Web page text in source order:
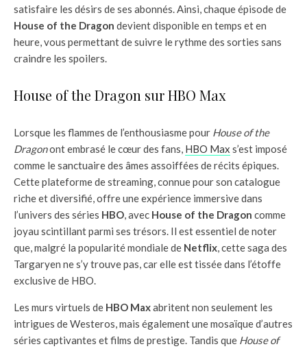
satisfaire les désirs de ses abonnés. Ainsi, chaque épisode de
House of the Dragon devient disponible en temps et en
heure, vous permettant de suivre le rythme des sorties sans
craindre les spoilers.
House of the Dragon sur HBO Max
Lorsque les flammes de l’enthousiasme pour House of the
Dragonont embrasé le cœur des fans, HBO Max s’est imposé
comme le sanctuaire des âmes assoiffées de récits épiques.
Cette plateforme de streaming, connue pour son catalogue
riche et diversifié, offre une expérience immersive dans
l’univers des séries HBO, avec House of the Dragon comme
joyau scintillant parmi ses trésors. Il est essentiel de noter
que, malgré la popularité mondiale de Netflix, cette saga des
Targaryen ne s’y trouve pas, car elle est tissée dans l’étoffe
exclusive de HBO.
Les murs virtuels de HBO Maxabritent non seulement les
intrigues de Westeros, mais également une mosaïque d’autres
séries captivantes et films de prestige. Tandis que House of